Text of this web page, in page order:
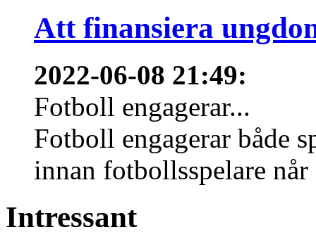
Att finansiera
2022-06-08 21:49:
Fotboll engagerar...
Fotboll engagerar både
innan fotbollsspelare
Intressant